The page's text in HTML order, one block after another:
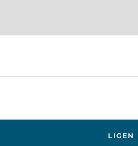
LIGEN